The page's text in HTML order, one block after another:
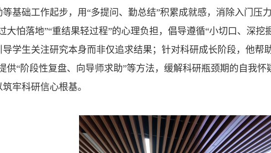
等基础工作起步，用“多提问、勤总结”积累成就感，消除入门压
大怕落地”“重结果轻过程”的心理负担，倡导遵循“小切口、深挖
导学生关注研究本身而非仅追求结果；针对科研成长阶段，他帮
供“阶段性复盘、向导师求助”等方法，缓解科研瓶颈期的自我
牢科研信心根基。